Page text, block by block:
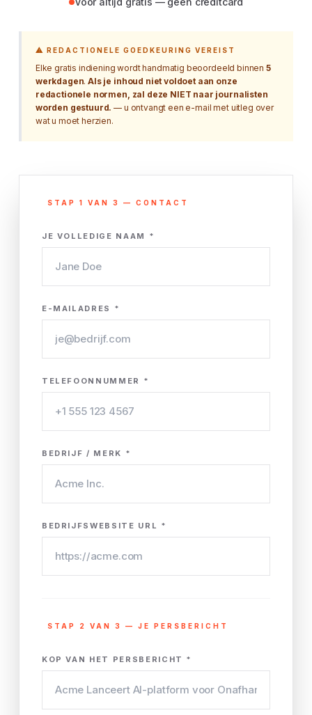
⚠ REDACTIONELE GOEDKEURING VEREIST
Elke gratis indiening wordt handmatig beoordeeld binnen 5
werkdagen.Als je inhoud niet voldoet aan onze
redactionele normen, zal deze NIET naar journalisten
worden gestuurd. — u ontvangt een e-mail met uitleg over
wat u moet herzien.
STAP 1 VAN 3 — CONTACT
JE VOLLEDIGE NAAM *
E-MAILADRES *
TELEFOONNUMMER *
BEDRIJF / MERK *
BEDRIJFSWEBSITE URL *
STAP 2 VAN 3 — JE PERSBERICHT
KOP VAN HET PERSBERICHT *